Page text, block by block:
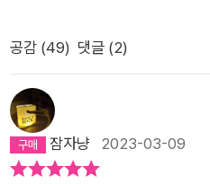
기투쟁, 특히 노동자계급으로
란 것을 살아보지 못한, 그러나
지독한 관계를 통렬하게 기록해낸다. 끝나지 않은 일: 만성
서가의 노트Unfinished
eader(근간) “그때부터였던 것
가 무엇을 살아냈는지, 그리고 그
그 안에서 사람들은 이웃 부부
없는 삶을 살았다. 이웃의 가정사
고 있었다. 어린 시절의 작가에
로 인한 애증과 환멸을 읽는다. 이제 그녀는 뉴욕 시내에서 살고
있다. 그곳에서 그녀는 “낯선 이
3p)” 거리를 걷는다. 걷다가 브롱
을지도 모른다. 비비언 고닉이
를 성장시키고 수많은 사람들과
한 장소가 없는 건 아니지만 말
그곳에서 적응하느라 나는 정신
는 다짐은 바로 사그라들었고 세
아졌던 시절이다. 2주에 한 번은
공감 (49) 댓글 (2)
잠자냥 2023-03-09